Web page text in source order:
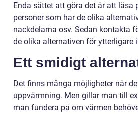
Enda sättet att göra det är att läsa
personer som har de olika
nackdelarna osv. Sedan kontakta
de olika alternativen för ytterligare
Ett smidigt
Det finns många möjligheter när
uppvärmning. Men gillar man till
man fundera på om värmen